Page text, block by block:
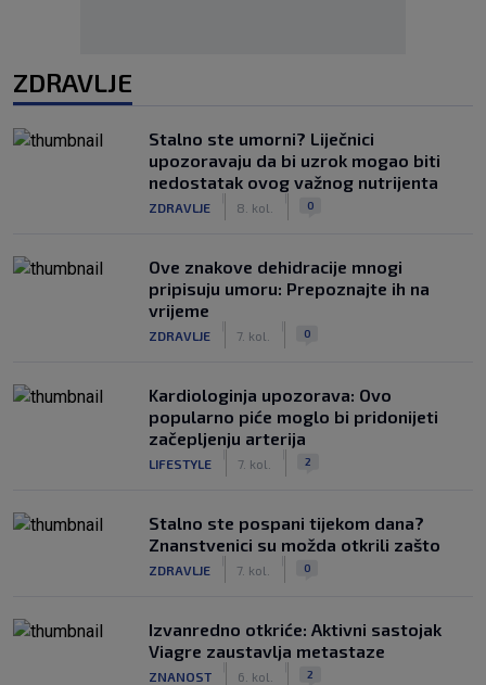
ZDRAVLJE
Stalno ste umorni? Liječnici
upozoravaju da bi uzrok mogao biti
nedostatak ovog važnog nutrijenta
ZDRAVLJE 8. kol. 0
Ove znakove dehidracije mnogi
pripisuju umoru: Prepoznajte ih na
vrijeme
ZDRAVLJE 7. kol. 0
Kardiologinja upozorava: Ovo
popularno piće moglo bi pridonijeti
začepljenju arterija
LIFESTYLE 7. kol. 2
Stalno ste pospani tijekom dana?
Znanstvenici su možda otkrili zašto
ZDRAVLJE 7. kol. 0
Izvanredno otkriće: Aktivni sastojak
Viagre zaustavlja metastaze
ZNANOST 6. kol. 2